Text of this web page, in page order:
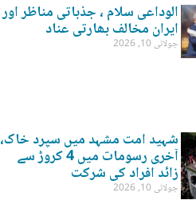
الوداعی سلام ، جذباتی مناظر اور
ایران مخالف بھارتی عناد
جولائی 10, 2026
شہید امت مشہد میں سپرد خاک،
آخری رسومات میں 4 کروڑ سے
زائد افراد کی شرکت
جولائی 10, 2026